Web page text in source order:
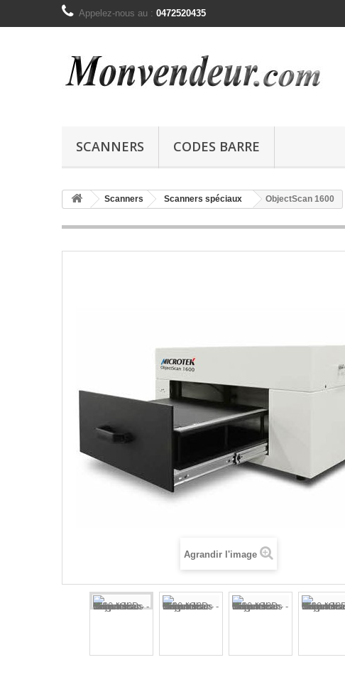
Appelez-nous au : 0472520435
SCANNERS CODES BARRE
Scanners Scanners spéciaux ObjectScan 1600
Agrandir l'image